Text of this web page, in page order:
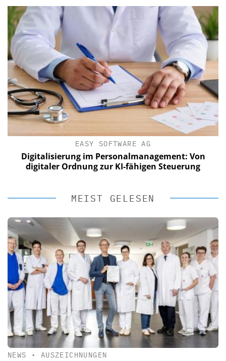
EASY SOFTWARE AG
Digitalisierung im Personalmanagement: Von
digitaler Ordnung zur KI-fähigen Steuerung
MEIST GELESEN
NEWS • AUSZEICHNUNGEN